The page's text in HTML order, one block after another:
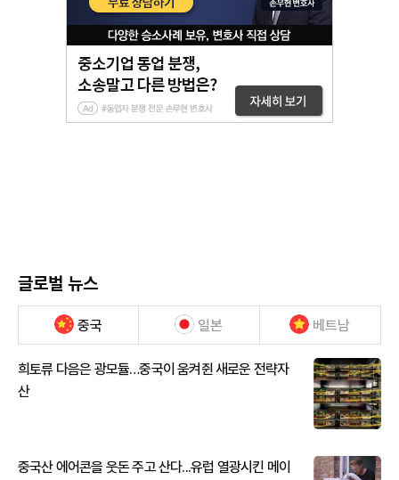
글로벌 뉴스
중국 일본 베트남
희토류 다음은 광모듈…중국이 움켜쥔 새로운 전략자
산
중국산 에어콘을 웃돈 주고 산다...유럽 열광시킨 메이